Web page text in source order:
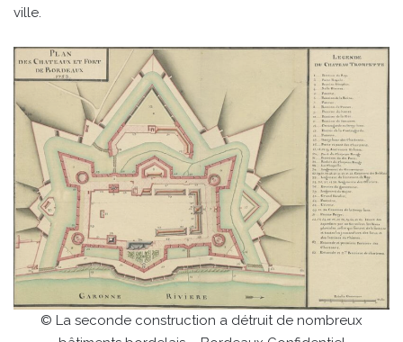
ville.
© La seconde construction a détruit de nombreux